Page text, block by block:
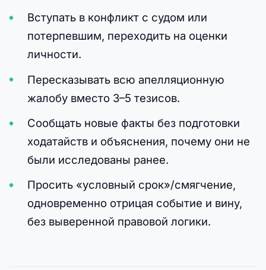
Вступать в конфликт с судом или
потерпевшим, переходить на оценки
личности.
Пересказывать всю апелляционную
жалобу вместо 3–5 тезисов.
Сообщать новые факты без подготовки
ходатайств и объяснения, почему они не
были исследованы ранее.
Просить «условный срок»/смягчение,
одновременно отрицая событие и вину,
без выверенной правовой логики.